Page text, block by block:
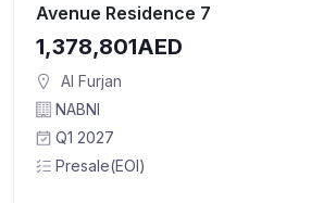
Avenue Residence 7
1,378,801AED
Al Furjan
NABNI
Q1 2027
Presale(EOI)